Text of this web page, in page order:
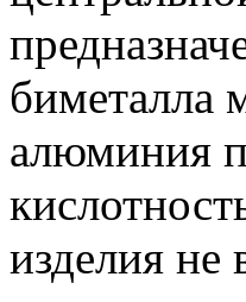
биметалла
алюминия
изделия не